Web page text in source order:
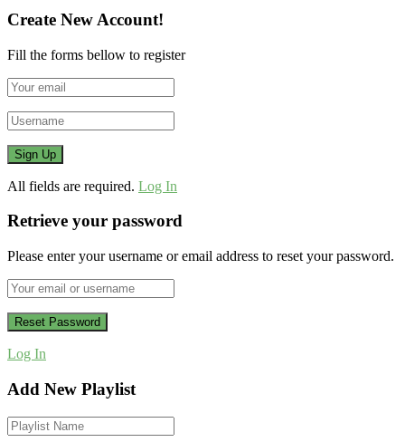
Create New Account!
Fill the forms bellow to register
All fields are required. Log In
Retrieve your password
Please enter your username or email address to reset your password.
Log In
Add New Playlist